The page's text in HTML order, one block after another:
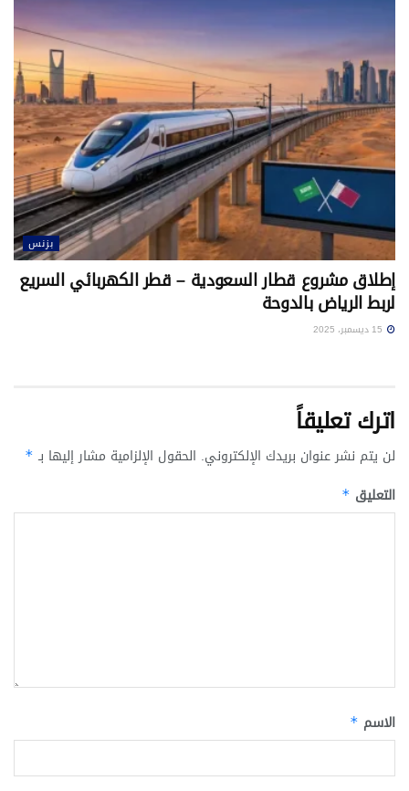
بزنس
إطلاق مشروع قطار السعودية – قطر الكهربائي السريع
لربط الرياض بالدوحة
اترك تعليقاً
لن يتم نشر عنوان بريدك الإلكتروني. الحقول الإلزامية مشار إليها بـ *
التعليق *
الاسم *